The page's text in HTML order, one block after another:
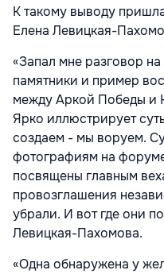
К такому выводу
Елена Левицкая-
«Запал мне разговор
памятники и пример
между Аркой Победы и
Ярко иллюстрирует
создаем - мы воруем.
фотографиям на
посвящены главным
провозглашения
убрали. И вот где они
Левицкая-Пахомова.
«Одна обнаружена у